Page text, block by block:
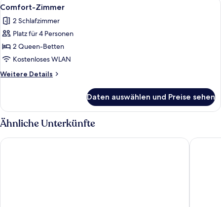
Verbindungszimmer
Fotos
für
Comfort-
Zimmer
anzeigen
9
Comfort-Zimmer
2 Schlafzimmer
Platz für 4 Personen
2 Queen-Betten
Kostenloses WLAN
Weitere Details
Weitere
Zimmer
Daten auswählen und Preise sehen
Ähnliche Unterkünfte
Hotel Dania